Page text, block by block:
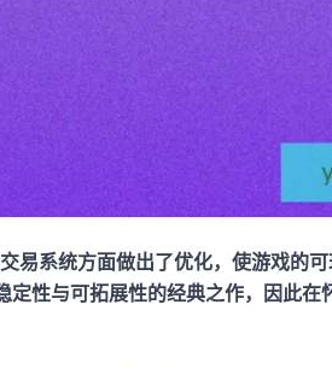
易系统方面做出了优化，使游戏的
性与可拓展性的经典之作，因此在